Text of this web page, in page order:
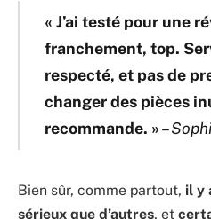
« J’ai testé pour une
franchement, top.
respecté, et pas de
changer des pièces
recommande. »–
Bien sûr, comme partout, il y
sérieux que d’autres, et